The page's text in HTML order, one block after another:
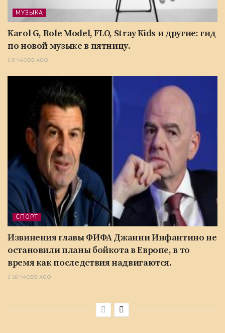
МУЗЫКА
Karol G, Role Model, FLO, Stray Kids и другие: гид
по новой музыке в пятницу.
9 ЧАСОВ AGO
СПОРТ
Извинения главы ФИФА Джанни Инфантино не
остановили планы бойкота в Европе, в то
время как последствия надвигаются.
10 ЧАСОВ AGO